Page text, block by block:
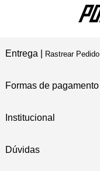
Entrega | Rastrear Pedido
Formas de pagamento
Institucional
Dúvidas